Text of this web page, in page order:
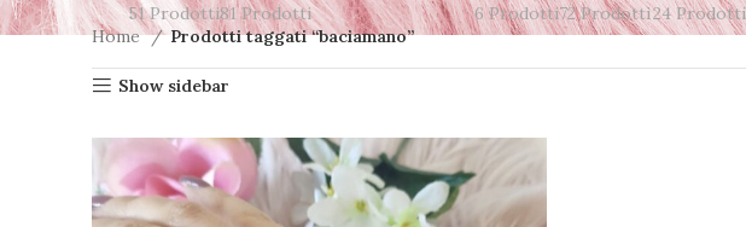
51 Prodotti81 Prodotti
6 Prodotti72 Prodotti24 Prodotti
Home
Prodotti taggati “baciamano”
Show sidebar